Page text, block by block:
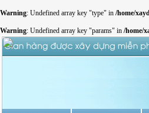
Warning: Undefined array key "type" in /home/
Warning: Undefined array key "params" in /home/